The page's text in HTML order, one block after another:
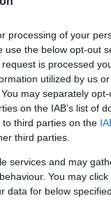
processing of your
use the below opt-out
is processed
utilized by us
may separately
on the IAB’s list of
third parties on the
third parties.
services and may
You may
data for below
Ο δικηγόρος
A, τονίζοντας
του
φέρονται να